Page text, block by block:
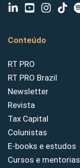
Conteúdo
RT PRO
RT PRO Brazil
Newsletter
Revista
Tax Capital
Colunistas
E-books e estudos
Cursos e mentorias